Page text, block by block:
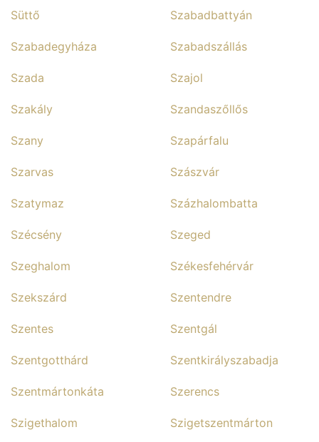
Süttő Szabadbattyán
Szabadegyháza Szabadszállás
Szada Szajol
Szakály Szandaszőllős
Szany Szapárfalu
Szarvas Szászvár
Szatymaz Százhalombatta
Szécsény Szeged
Szeghalom Székesfehérvár
Szekszárd Szentendre
Szentes Szentgál
Szentgotthárd Szentkirályszabadja
Szentmártonkáta Szerencs
Szigethalom Szigetszentmárton